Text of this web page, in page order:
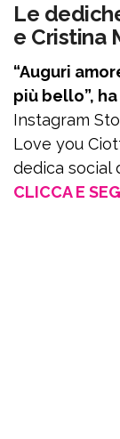
Le
e Cristina
“Auguri
più bello”,
Instagram
Love you
dedica social
CLICCA E